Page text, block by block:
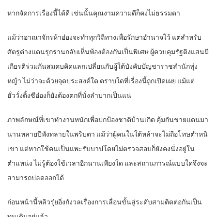
หากจัดการเรื่องนี้ได้ดี เช่นนั้นคุณงามความดีก็คงไม่ธรรมดา
แม้ว่าอาณาจักรห้าอ๋องจะทำทุกวิถีทางเพื่อรักษาอำนาจไว้ แต่สำหรับ
ศัตรูต่างแดนรุกรานกลับเห็นพ้องต้องกันเป็นพิเศษ ผู้ควบคุมรัฐติงแสนมี
เกียรติร่วมกันสมคบคิดแลกเปลี่ยนกับผู้ใต้บังคับบัญชาราชสำนักทุ่ง
หญ้า ไม่ว่าจะด้วยจุดประสงค์ใด ตราบใดที่เรื่องนี้ถูกเปิดเผย แม้แต่
ฮั่ววั่งติ้งซีอ๋องก็ยังต้องตกที่นั่งลำบากเป็นแน่
ภาพลักษณ์ที่เขาทำงานหนักเพื่อปกป้องชาติบ้านเกิด คุ้มกันชายแดนมา
นานหลายปีพังทลายในพริบตา แม้ว่าผู้คนในใต้หล้าจะไม่ถือโทษตำหนิ
เขา แต่หากใช้คนเป็นแพะรับบาปโดยไม่ตรวจสอบก็ยังคงนั่งอยู่ใน
ตำแหน่ง ไม่รู้ต้องใช้เวลาอีกนานเพียงใด และสถานการณ์แบบใดจึงจะ
สามารถปลดออกได้
ก่อนหน้านี้หลิวรุ่ยอิ่งกังวลเรื่องการเลื่อนขั้นสู่ระดับสามติดต่อกันเป็น